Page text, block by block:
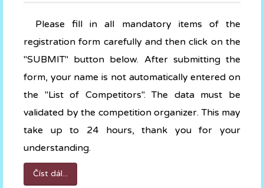
Please fill in all mandatory items of the
registration form carefully and then click on the
"SUBMIT" button below. After submitting the
form, your name is not automatically entered on
the "List of Competitors". The data must be
validated by the competition organizer. This may
take up to 24 hours, thank you for your
understanding.
Číst dál...